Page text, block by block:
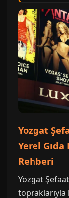
Yozgat
Yerel
Rehberi
Yozgat